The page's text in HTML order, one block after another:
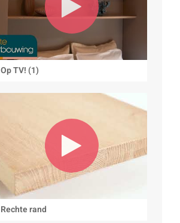
Op TV! (1)
Rechte rand